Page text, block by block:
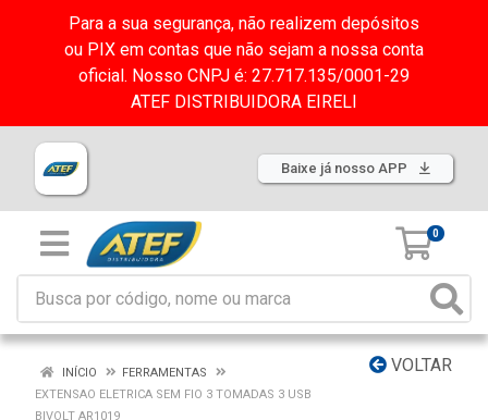
Para a sua segurança, não realizem depósitos
ou PIX em contas que não sejam a nossa conta
oficial. Nosso CNPJ é: 27.717.135/0001-29
ATEF DISTRIBUIDORA EIRELI
Baixe já nosso APP
0
VOLTAR
INÍCIO
FERRAMENTAS
EXTENSAO ELETRICA SEM FIO 3 TOMADAS 3 USB
BIVOLT AR1019